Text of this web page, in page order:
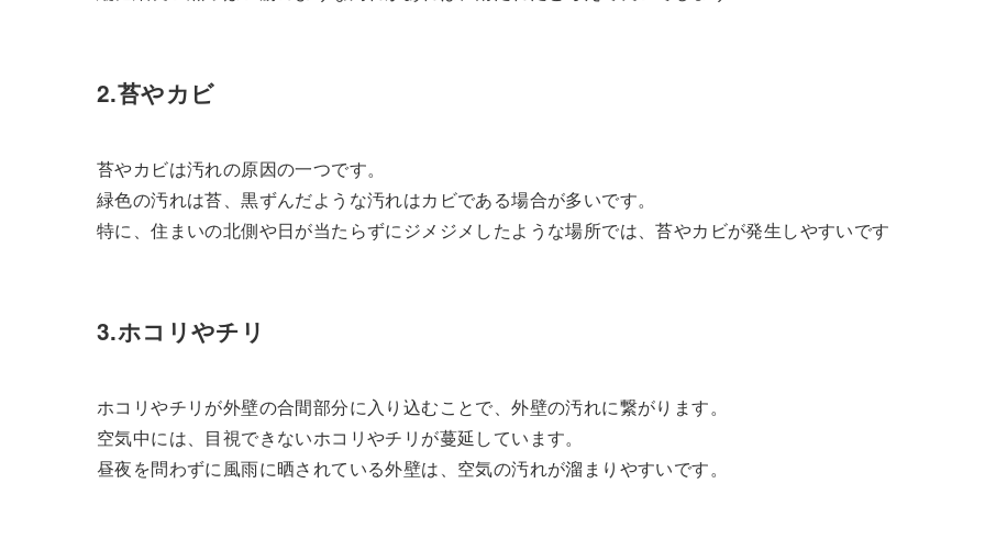
2.苔やカビ
苔やカビは汚れの原因の一つです。
緑色の汚れは苔、黒ずんだような汚れはカビである場合が多いです。
特に、住まいの北側や日が当たらずにジメジメしたような場所では、苔やカビが発生しやすいです
3.ホコリやチリ
ホコリやチリが外壁の合間部分に入り込むことで、外壁の汚れに繋がります。
空気中には、目視できないホコリやチリが蔓延しています。
昼夜を問わずに風雨に晒されている外壁は、空気の汚れが溜まりやすいです。